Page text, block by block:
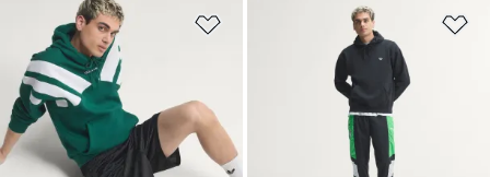
Añadir a la lista de deseos